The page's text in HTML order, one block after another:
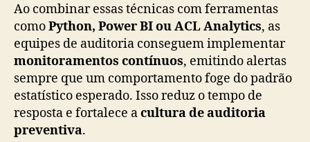
Ao combinar essas técnicas com ferramentas
comoPython, Power BI ou ACL Analytics, as
equipes de auditoria conseguem implementar
monitoramentos contínuos, emitindo alertas
sempre que um comportamento foge do padrão
estatístico esperado. Isso reduz o tempo de
resposta e fortalece acultura de auditoria
preventiva.